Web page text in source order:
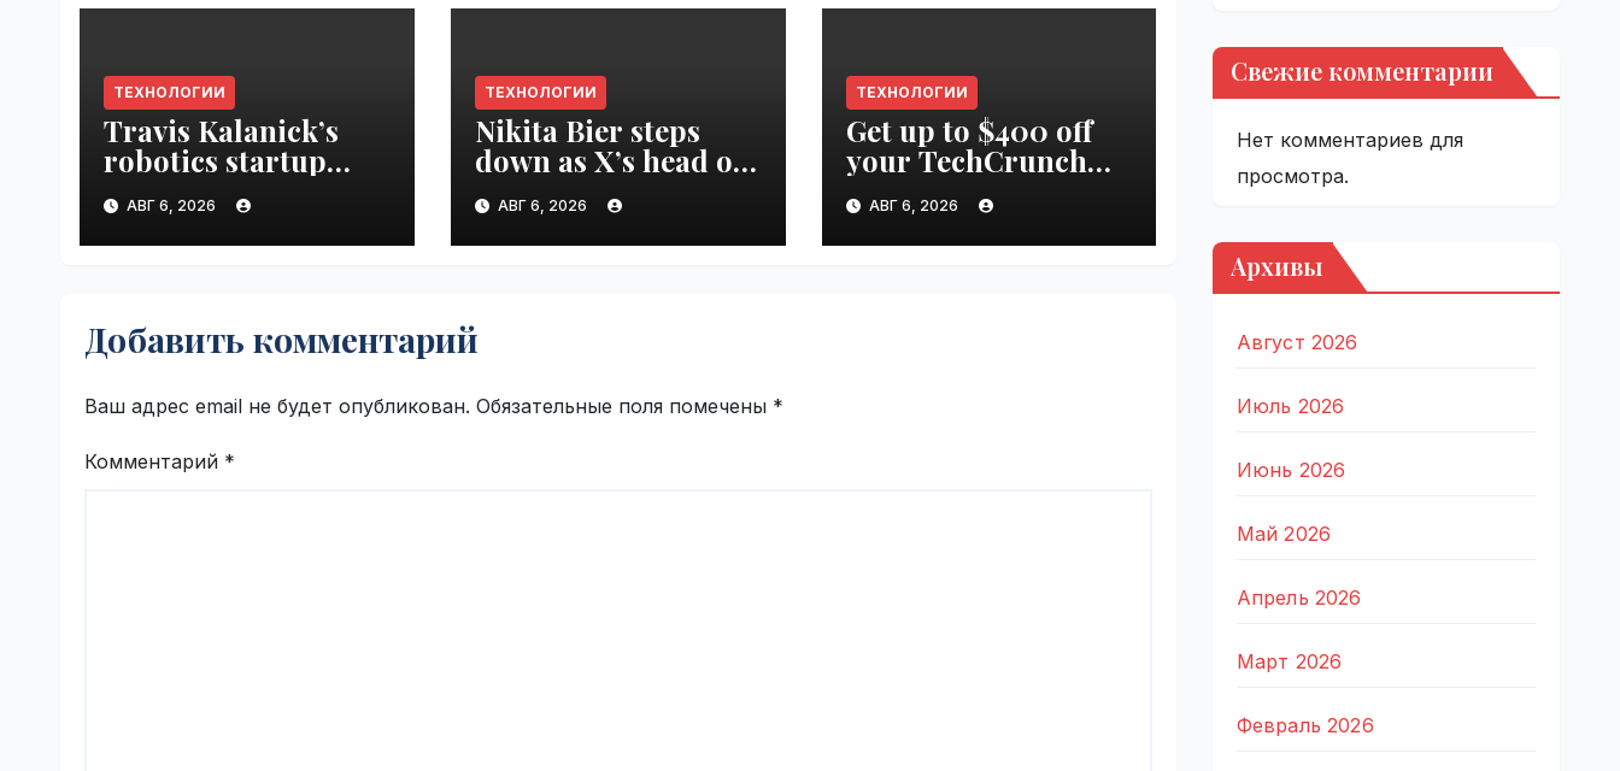
ТЕХНОЛОГИИ
Travis Kalanick’s
robotics startup
Atoms taps former
Uber finance chief as
CFO | VseTime.ru
АВГ 6, 2026
ТЕХНОЛОГИИ
Nikita Bier steps
down as X’s head of
product |
VseTime.ru
АВГ 6, 2026
ТЕХНОЛОГИИ
Get up to $400 off
your TechCrunch
Disrupt 2026 pass
until Friday |
VseTime.ru
АВГ 6, 2026
Добавить комментарий
Ваш адрес email не будет опубликован. Обязательные поля помечены *
Комментарий *
Свежие комментарии
Нет комментариев для
просмотра.
Архивы
Август 2026
Июль 2026
Июнь 2026
Май 2026
Апрель 2026
Март 2026
Февраль 2026